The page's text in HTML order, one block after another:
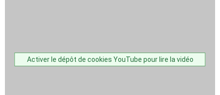
Activer le dépôt de cookies YouTube pour lire la vidéo